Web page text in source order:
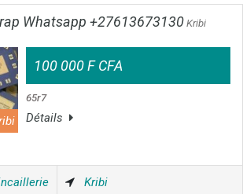
Whatsapp +27613673130 Kribi
100 000 F CFA
65r7
Détails
Kribi